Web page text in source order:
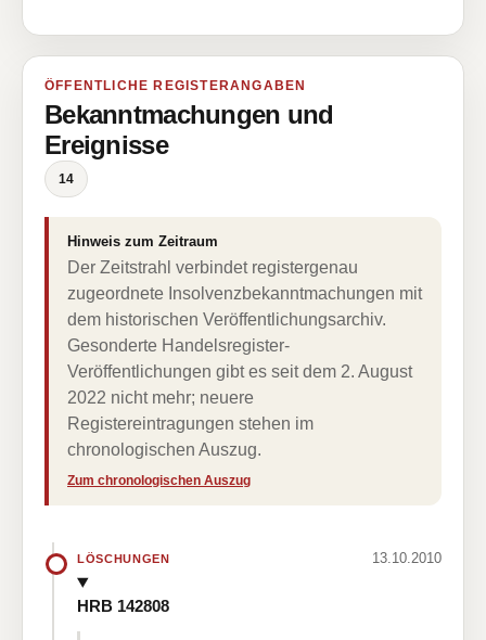
ÖFFENTLICHE REGISTERANGABEN
Bekanntmachungen und
Ereignisse
14
Hinweis zum Zeitraum
Der Zeitstrahl verbindet registergenau
zugeordnete Insolvenzbekanntmachungen mit
dem historischen Veröffentlichungsarchiv.
Gesonderte Handelsregister-
Veröffentlichungen gibt es seit dem 2. August
2022 nicht mehr; neuere
Registereintragungen stehen im
chronologischen Auszug.
Zum chronologischen Auszug
LÖSCHUNGEN 13.10.2010
HRB 142808